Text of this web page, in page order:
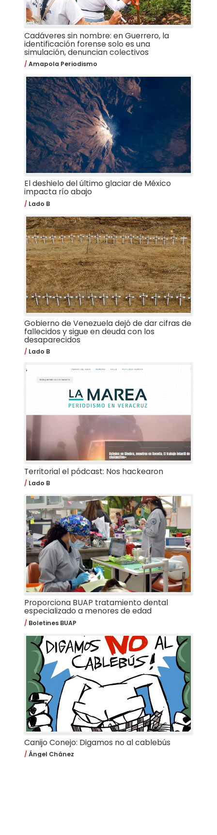
Cadáveres sin nombre: en Guerrero, la
identificación forense solo es una
simulación, denuncian colectivos
Amapola Periodismo
El deshielo del último glaciar de México
impacta río abajo
Lado B
Gobierno de Venezuela dejó de dar cifras de
fallecidos y sigue en deuda con los
desaparecidos
Lado B
Territorial el pódcast: Nos hackearon
Lado B
Proporciona BUAP tratamiento dental
especializado a menores de edad
Boletines BUAP
Canijo Conejo: Digamos no al cablebús
Ángel Chánez